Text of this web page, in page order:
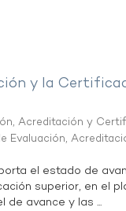
y la
Acreditación y
Evaluación,
el estado de
superior, en el
de avance y las ...